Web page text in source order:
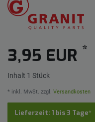
3,95 EUR *
Inhalt 1 Stück
* inkl. MwSt. zzgl. Versandkosten
Lieferzeit: 1 bis 3 Tage*